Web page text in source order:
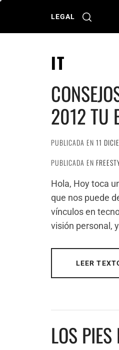
LEGAL
IT
2012 TU
PUBLICADA EN 11
PUBLICADA EN
Hola, Hoy toca
que nos puede
vínculos en
visión personal, y
LEER
LOS PIES